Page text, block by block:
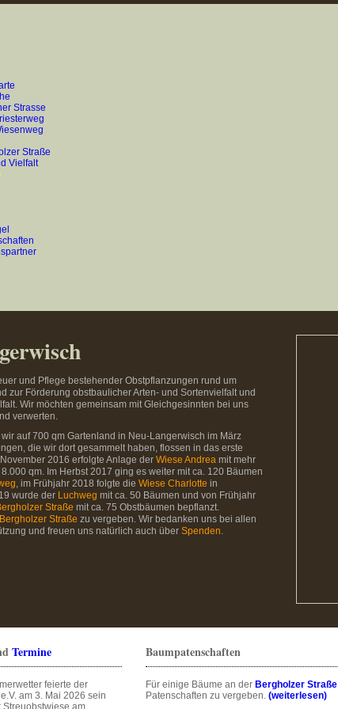
Strasse
Straße
Vielfalt
und Pflege bestehender Obstpflanzungen rund um
zur Förderung obstbaulicher Arten- und Sortenvielfalt und
Wir möchten gemeinsam mit Gleichgesinnten bei uns
verwerten.
auf 700 qm Gartenland in Neu-Langerwisch im März
die wir dort gesammelt haben, flossen in das erste
2016 erfolgte Anlage der Wiese Andrea mit mehr
qm. Im Herbst 2017 ging es weiter mit ca. 120 Bäumen
, im Frühjahr 2018 folgte die Wiese Charlotte in
wurde der Luchweg mit ca. 50 Bäumen und von Frühjahr
Straße mit ca. 75 Obstbäumen bepflanzt.
Bergholzer Straße zu vergeben. Wir bedanken uns bei allen
und freuen uns natürlich auch über Spenden.
Termine
feierte der
am 3. Mai 2026 sein
Streuobstwiese am
Baumpatenschaften
Für einige Bäume an der Bergholzer Straße
Patenschaften zu vergeben. (weiterlesen)